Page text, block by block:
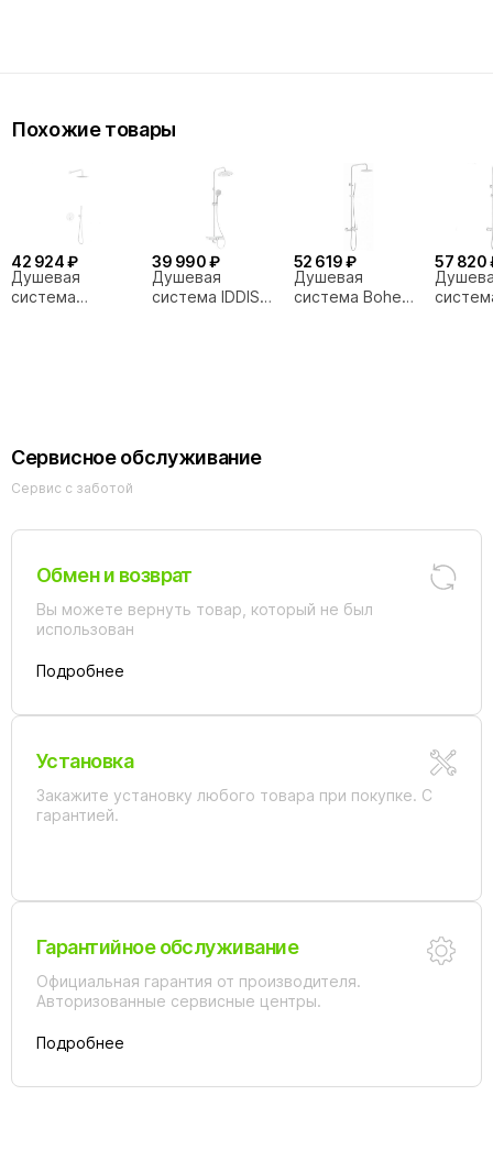
Похожие товары
42 924 ₽
Душевая
система
39 990 ₽
Душевая
система IDDIS
52 619 ₽
Душевая
система Boheme
57 820
Сервисное обслуживание
Сервис с заботой
Обмен и возврат
Вы можете вернуть товар, который не был
использован
Подробнее
Установка
Закажите установку любого товара при покупке. С
гарантией.
Гарантийное обслуживание
Официальная гарантия от производителя.
Авторизованные сервисные центры.
Подробнее